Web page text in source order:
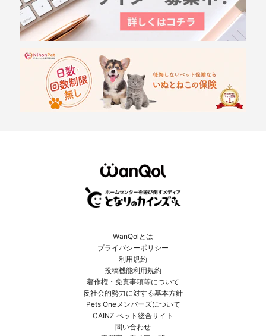
WanQolとは
プライバシーポリシー
利用規約
投稿機能利用規約
著作権・免責事項等について
反社会的勢力に対する基本方針
Pets Oneメンバーズについて
CAINZ ペット総合サイト
問い合わせ